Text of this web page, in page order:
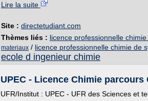
Lire la suite
Site : directetudiant.com
Thèmes liés : licence professionnelle
materiaux / licence professionnelle chimie de
ecole d ingenieur chimie
UPEC - Licence Chimie
UFR/Institut : UPEC - UFR des Sciences et